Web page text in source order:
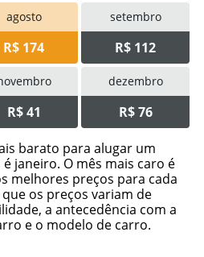
agosto
R$ 174
setembro
R$ 112
R$ 41
dezembro
R$ 76
barato para alugar um
janeiro. O mês mais caro é
melhores preços para cada
os preços variam de
a antecedência com a
e o modelo de carro.